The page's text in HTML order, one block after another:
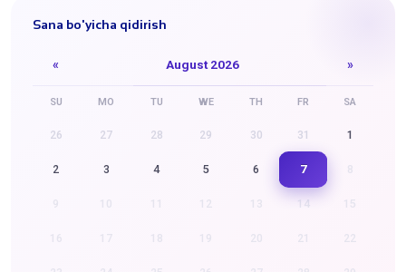
Sana bo'yicha qidirish
« August 2026 »
SU MO TU WE TH FR SA
26 27 28 29 30 31 1
2 3 4 5 6 7
14 15
21 22